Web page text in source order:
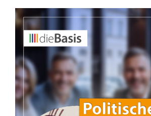
Aufruf
zur
in
Hannover